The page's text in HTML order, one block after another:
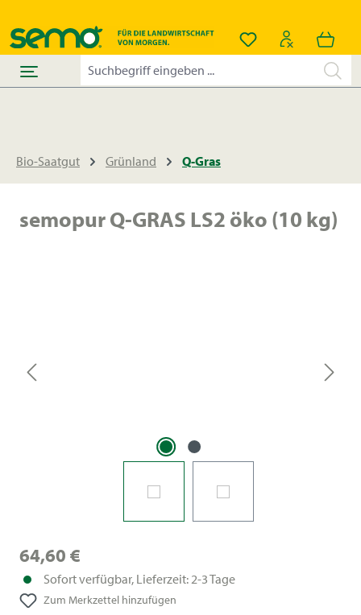
Du hast 0
Bio-Saatgut Grünland Q-Gras
semopur Q-GRAS LS2 öko (10 kg)
64,60 €
Sofort verfügbar, Lieferzeit: 2-3 Tage
Zum Merkzettel hinzufügen